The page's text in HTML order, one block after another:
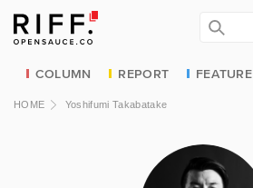
COLUMN REPORT FEATURE
HOME Yoshifumi Takabatake